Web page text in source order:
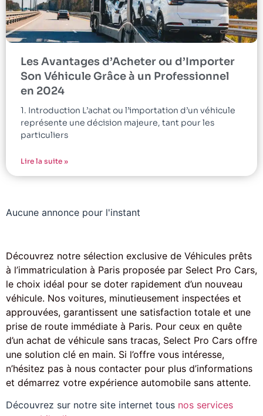
Les Avantages d’Acheter ou d’Importer
Son Véhicule Grâce à un Professionnel
en 2024
1. Introduction L’achat ou l’importation d’un véhicule
représente une décision majeure, tant pour les
particuliers
Lire la suite »
Aucune annonce pour l'instant
Découvrez notre sélection exclusive de Véhicules prêts
à l’immatriculation à Paris proposée par Select Pro Cars,
le choix idéal pour se doter rapidement d’un nouveau
véhicule. Nos voitures, minutieusement inspectées et
approuvées, garantissent une satisfaction totale et une
prise de route immédiate à Paris. Pour ceux en quête
d’un achat de véhicule sans tracas, Select Pro Cars offre
une solution clé en main. Si l’offre vous intéresse,
n’hésitez pas à nous contacter pour plus d’informations
et démarrez votre expérience automobile sans attente.
Découvrez sur notre site internet tous nos services